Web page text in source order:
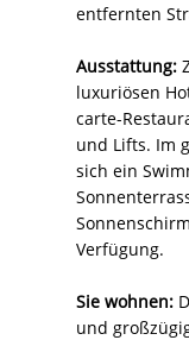
entfernten
Ausstattung:
luxuriösen
carte-
und Lifts. Im
sich ein
Verfügung.
Sie wohnen:
und